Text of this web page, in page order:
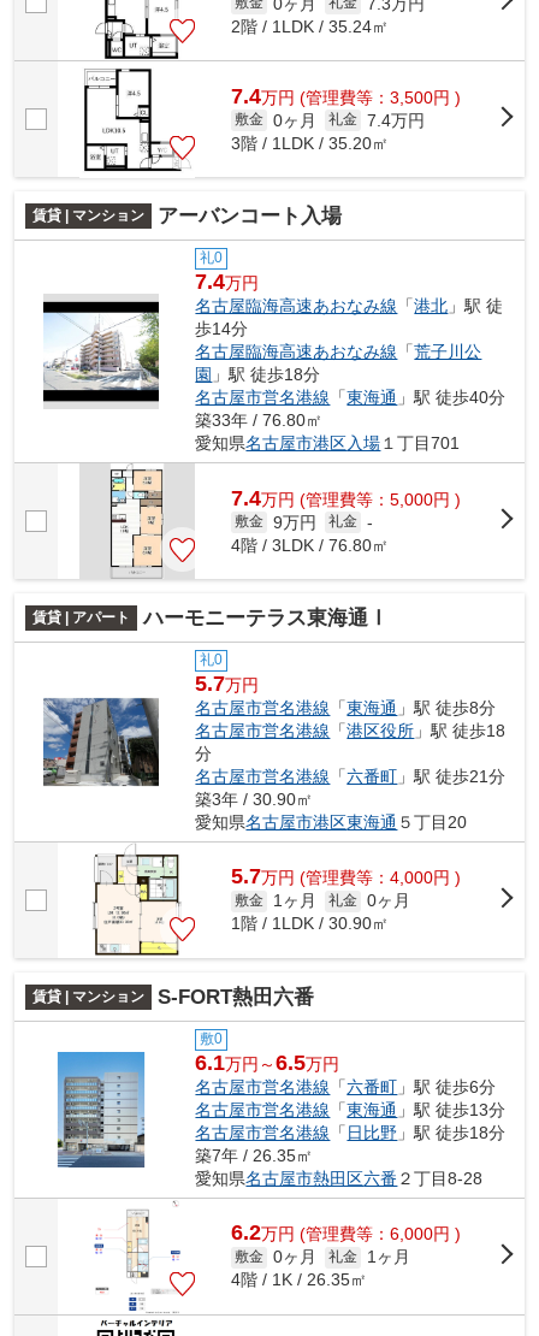
2階 / 1LDK / 35.24㎡
7.4万円 (管理費等：3,500円 )
敷金 0ヶ月 礼金 7.4万円
3階 / 1LDK / 35.20㎡
賃貸 | マンション アーバンコート入場
礼0
7.4万円
名古屋臨海高速あおなみ線 「港北 」駅 徒
歩14分
名古屋臨海高速あおなみ線 「荒子川公
園 」駅 徒歩18分
名古屋市営名港線 「東海通 」駅 徒歩40分
築33年 / 76.80㎡
愛知県名古屋市港区入場 １丁目701
7.4万円 (管理費等：5,000円 )
敷金 9万円 礼金 -
4階 / 3LDK / 76.80㎡
賃貸 | アパート ハーモニーテラス東海通Ⅰ
礼0
5.7万円
名古屋市営名港線 「東海通 」駅 徒歩8分
名古屋市営名港線 「港区役所 」駅 徒歩18
分
名古屋市営名港線 「六番町 」駅 徒歩21分
築3年 / 30.90㎡
愛知県名古屋市港区東海通 ５丁目20
5.7万円 (管理費等：4,000円 )
敷金 1ヶ月 礼金 0ヶ月
1階 / 1LDK / 30.90㎡
賃貸 | マンション S-FORT熱田六番
敷0
6.1万円～6.5万円
名古屋市営名港線 「六番町 」駅 徒歩6分
名古屋市営名港線 「東海通 」駅 徒歩13分
名古屋市営名港線 「 日比野 」駅 徒歩18分
築7年 / 26.35㎡
愛知県名古屋市熱田区六番 ２丁目8-28
6.2万円 (管理費等：6,000円 )
敷金 0ヶ月 礼金
1ヶ月
4階 / 1K / 26.35㎡